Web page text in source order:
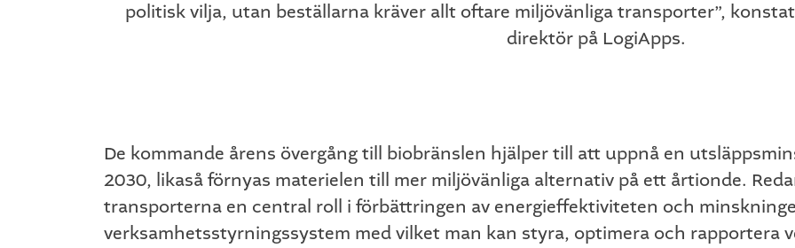
politisk vilja, utan beställarna kräver allt oftare miljövänliga transporter”,
direktör på LogiApps.
De kommande årens övergång till biobränslen hjälper till att uppnå en
2030, likaså förnyas materielen till mer miljövänliga alternativ på ett årtionde.
transporterna en central roll i förbättringen av energieffektiviteten och
verksamhetsstyrningssystem med vilket man kan styra, optimera och rapportera